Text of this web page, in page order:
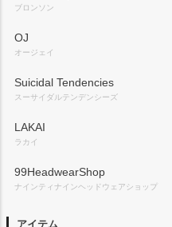
ブロンソン
OJ
オージェイ
Suicidal Tendencies
スーサイダルテンデンシーズ
LAKAI
ラカイ
99HeadwearShop
ナインティナインヘッドウェアショップ
アイテム